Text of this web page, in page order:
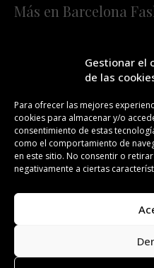
Gestionar el
de las
Para ofrecer las mejores
cookies para almacenar y/o
consentimiento de estas
como el comportamiento de
en este sitio. No consentir o
negativamente a ciertas
Más en Barcelona
¡SUSCRÍBETE A
CONTACTO
ISSN 2385-4839 DL
Todos los derechos
Barcelona Fashion